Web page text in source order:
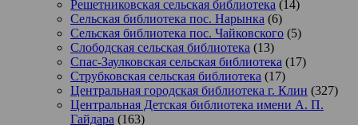
Решетниковская сельская библиотека (14)
Сельская библиотека пос. Нарынка (6)
Сельская библиотека пос. Чайковского (5)
Слободская сельская библиотека (13)
Спас-Заулковская сельская библиотека (17)
Струбковская сельская библиотека (17)
Центральная городская библиотека г. Клин (327)
Центральная Детская библиотека имени А. П.
Гайдара (163)